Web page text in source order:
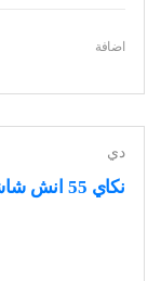
اضافة
دي
نكاي 55 انش شاشة 4كي سمارت اتش دي ال اي دي